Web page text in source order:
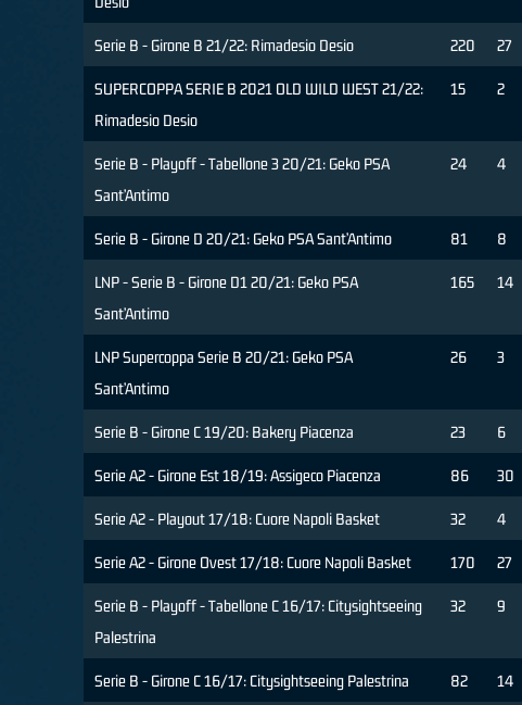
Serie B - Girone B 21/22: Rimadesio Desio 220 27
SUPERCOPPA SERIE B 2021 OLD WILD WEST 21/22:
Rimadesio Desio
15 2
Serie B - Playoff - Tabellone 3 20/21: Geko PSA
Sant’Antimo
24 4
Serie B - Girone D 20/21: Geko PSA Sant’Antimo 81 8
LNP - Serie B - Girone D1 20/21: Geko PSA
Sant’Antimo
165 14
LNP Supercoppa Serie B 20/21: Geko PSA
Sant’Antimo
26 3
Serie B - Girone C 19/20: Bakery Piacenza 23 6
Serie A2 - Girone Est 18/19: Assigeco Piacenza 86 30
Serie A2 - Playout 17/18: Cuore Napoli Basket 32 4
Serie A2 - Girone Ovest 17/18: Cuore Napoli Basket 170 27
Serie B - Playoff - Tabellone C 16/17: Citysightseeing
Palestrina
32 9
Serie B - Girone C 16/17: Citysightseeing Palestrina 82 14